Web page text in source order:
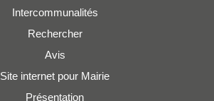
Intercommunalités
Rechercher
Avis
Site internet pour Mairie
Présentation